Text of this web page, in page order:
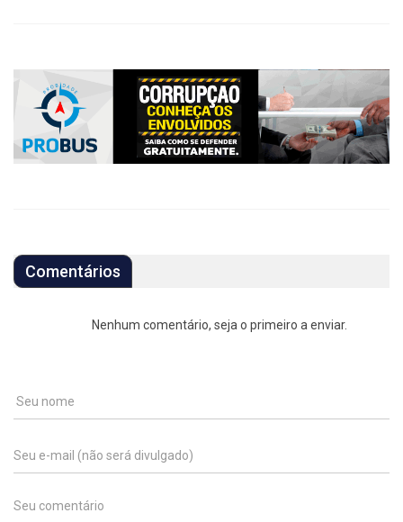
Comentários
Nenhum comentário, seja o primeiro a enviar.